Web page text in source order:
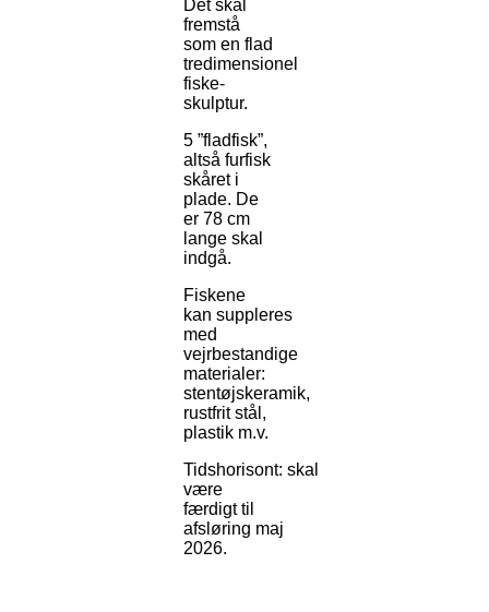
Det skal
fremstå
som en flad
tredimensionel
fiske-
skulptur.
5 ”fladfisk”,
altså furfisk
skåret i
plade. De
er 78 cm
lange skal
indgå.
Fiskene
kan suppleres
med
vejrbestandige
materialer:
stentøjskeramik,
rustfrit stål,
plastik m.v.
Tidshorisont: skal
være
færdigt til
afsløring maj
2026.